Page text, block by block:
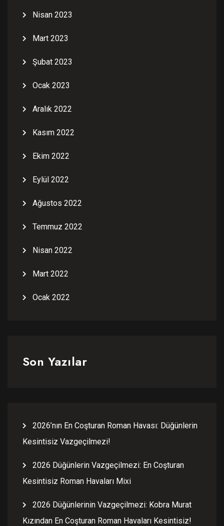
Nisan 2023
Mart 2023
Şubat 2023
Ocak 2023
Aralık 2022
Kasım 2022
Ekim 2022
Eylül 2022
Ağustos 2022
Temmuz 2022
Nisan 2022
Mart 2022
Ocak 2022
Son Yazılar
2026’nın En Coşturan Roman Havası: Düğünlerin
Kesintisiz Vazgeçilmezi!
2026 Düğünlerin Vazgeçilmezi: En Coşturan
Kesintisiz Roman Havaları Mixi
2026 Düğünlerinin Vazgeçilmezi: Kobra Murat
Kızından En Coşturan Roman Havaları Kesintisiz!